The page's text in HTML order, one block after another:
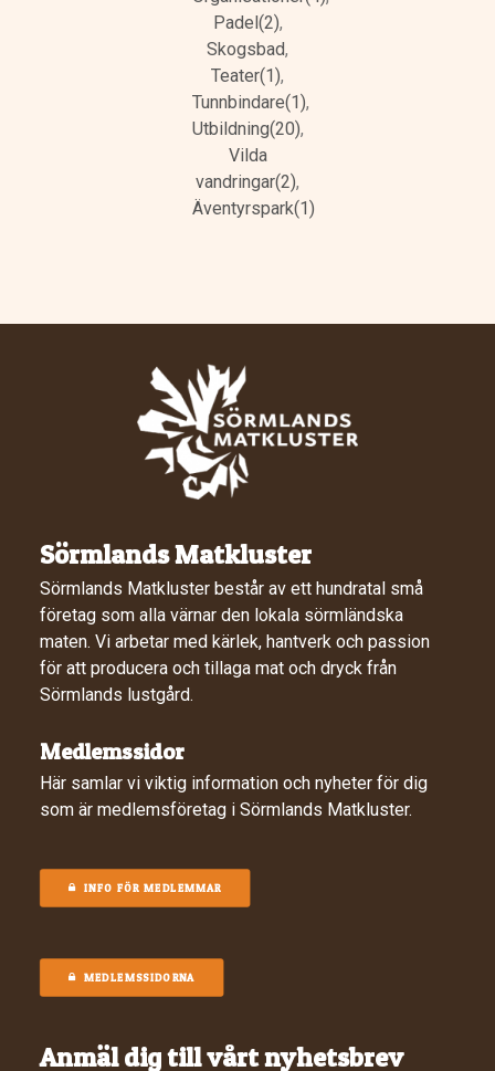
Padel(2),
Skogsbad,
Teater(1),
Tunnbindare(1),
Utbildning(20),
Vilda
vandringar(2),
Äventyrspark(1)
Sörmlands Matkluster
Sörmlands Matkluster består av ett hundratal små
företag som alla värnar den lokala sörmländska
maten. Vi arbetar med kärlek, hantverk och passion
för att producera och tillaga mat och dryck från
Sörmlands lustgård.
Medlemssidor
Här samlar vi viktig information och nyheter för dig
som är medlemsföretag i Sörmlands Matkluster.
INFO FÖR MEDLEMMAR
MEDLEMSSIDORNA
Anmäl dig till vårt nyhetsbrev